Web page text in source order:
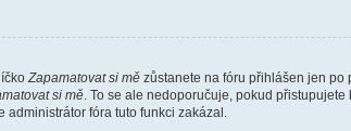
Zapamatovat si mě zůstanete na fóru přihlášen jen po
si mě . To se ale nedoporučuje, pokud
fóra tuto funkci zakázal.